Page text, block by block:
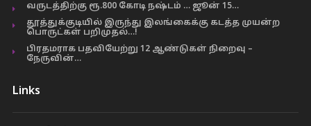
வருடத்திற்கு ரூ.800 கோடி நஷ்டம் … ஜூன் 15…
தூத்துக்குடியில் இருந்து இலங்கைக்கு கடத்த முயன்ற
பொருட்கள் பறிமுதல்…!
பிரதமராக பதவியேற்று 12 ஆண்டுகள் நிறைவு –
நேருவின்…
Links